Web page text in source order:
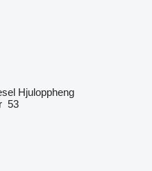
Hjuloppheng
53